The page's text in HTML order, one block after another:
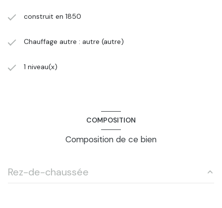
construit en 1850
Chauffage autre : autre (autre)
1 niveau(x)
COMPOSITION
Composition de ce bien
Rez-de-chaussée